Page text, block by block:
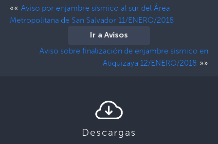
«« Aviso por enjambre sísmico al sur del Área
Metropolitana de San Salvador 11/ENERO/2018
Ir a Avisos
Aviso sobre finalización de enjambre sísmico en
Atiquizaya 12/ENERO/2018 »»
Descargas